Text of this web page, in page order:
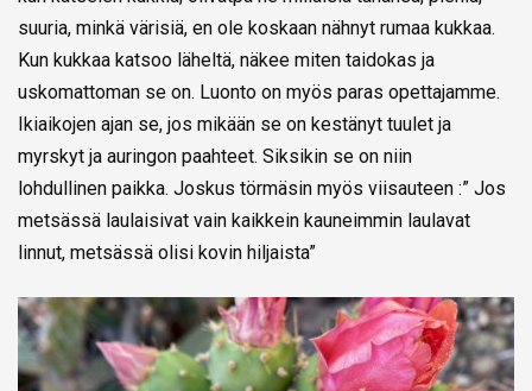
suuria, minkä värisiä, en ole koskaan nähnyt rumaa kukkaa.
Kun kukkaa katsoo läheltä, näkee miten taidokas ja
uskomattoman se on. Luonto on myös paras opettajamme.
Ikiaikojen ajan se, jos mikään se on kestänyt tuulet ja
myrskyt ja auringon paahteet. Siksikin se on niin
lohdullinen paikka. Joskus törmäsin myös viisauteen :” Jos
metsässä laulaisivat vain kaikkein kauneimmin laulavat
linnut, metsässä olisi kovin hiljaista”